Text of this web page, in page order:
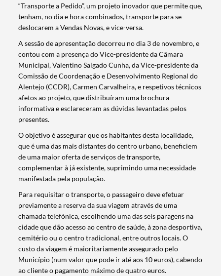
“Transporte a Pedido”, um projeto inovador que permite que,
tenham, no dia e hora combinados, transporte para se
deslocarem a Vendas Novas, e vice-versa.
A sessão de apresentação decorreu no dia 3 de novembro, e
contou com a presença do Vice-presidente da Câmara
Municipal, Valentino Salgado Cunha, da Vice-presidente da
Comissão de Coordenação e Desenvolvimento Regional do
Alentejo (CCDR), Carmen Carvalheira, e respetivos técnicos
afetos ao projeto, que distribuíram uma brochura
informativa e esclareceram as dúvidas levantadas pelos
presentes.
O objetivo é assegurar que os habitantes desta localidade,
que é uma das mais distantes do centro urbano, beneficiem
de uma maior oferta de serviços de transporte,
complementar à já existente, suprimindo uma necessidade
manifestada pela população.
Para requisitar o transporte, o passageiro deve efetuar
previamente a reserva da sua viagem através de uma
chamada telefónica, escolhendo uma das seis paragens na
cidade que dão acesso ao centro de saúde, à zona desportiva,
cemitério ou o centro tradicional, entre outros locais. O
custo da viagem é maioritariamente assegurado pelo
Município (num valor que pode ir até aos 10 euros), cabendo
ao cliente o pagamento máximo de quatro euros.